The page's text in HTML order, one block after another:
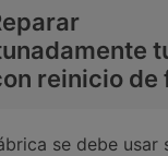
reinicio de
se debe usar